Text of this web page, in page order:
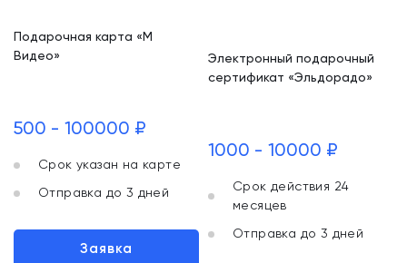
Подарочная карта «М
Видео»
500 - 100000 ₽
Срок указан на карте
Отправка до 3 дней
Заявка
Электронный подарочный
сертификат «Эльдорадо»
1000 - 10000 ₽
Срок действия 24
месяцев
Отправка до 3 дней